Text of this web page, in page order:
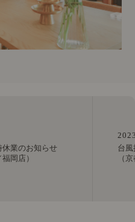
業のお知らせ
岡店）
台
（